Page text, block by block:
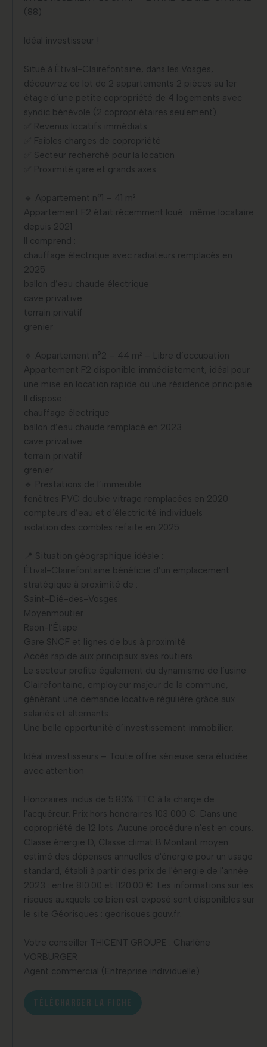
(88)
Idéal investisseur !
Situé à Étival-Clairefontaine, dans les Vosges,
découvrez ce lot de 2 appartements 2 pièces au 1er
étage d’une petite copropriété de 4 logements avec
syndic bénévole (2 copropriétaires seulement).
✅ Revenus locatifs immédiats
✅ Faibles charges de copropriété
✅ Secteur recherché pour la location
✅ Proximité gare et grands axes
🔹 Appartement n°1 – 41 m²
Appartement F2 était récemment loué : même locataire
depuis 2021
Il comprend :
chauffage électrique avec radiateurs remplacés en
2025
ballon d’eau chaude électrique
cave privative
terrain privatif
grenier
🔹 Appartement n°2 – 44 m² – Libre d’occupation
Appartement F2 disponible immédiatement, idéal pour
une mise en location rapide ou une résidence principale.
Il dispose :
chauffage électrique
ballon d’eau chaude remplacé en 2023
cave privative
terrain privatif
grenier
🔹 Prestations de l’immeuble :
fenêtres PVC double vitrage remplacées en 2020
compteurs d’eau et d’électricité individuels
isolation des combles refaite en 2025
📍 Situation géographique idéale :
Étival-Clairefontaine bénéficie d’un emplacement
stratégique à proximité de :
Saint-Dié-des-Vosges
Moyenmoutier
Raon-l’Étape
Gare SNCF et lignes de bus à proximité
Accès rapide aux principaux axes routiers
Le secteur profite également du dynamisme de l’usine
Clairefontaine, employeur majeur de la commune,
générant une demande locative régulière grâce aux
salariés et alternants.
Une belle opportunité d’investissement immobilier.
Idéal investisseurs – Toute offre sérieuse sera étudiée
avec attention
Honoraires inclus de 5.83% TTC à la charge de
l'acquéreur. Prix hors honoraires 103 000 €. Dans une
copropriété de 12 lots. Aucune procédure n'est en cours.
Classe énergie D, Classe climat B Montant moyen
estimé des dépenses annuelles d'énergie pour un usage
standard, établi à partir des prix de l'énergie de l'année
2023 : entre 810.00 et 1120.00 €. Les informations sur les
risques auxquels ce bien est exposé sont disponibles sur
le site Géorisques : georisques.gouv.fr.
Votre conseiller THICENT GROUPE : Charlène
VORBURGER
Agent commercial (Entreprise individuelle)
TÉLÉCHARGER LA FICHE